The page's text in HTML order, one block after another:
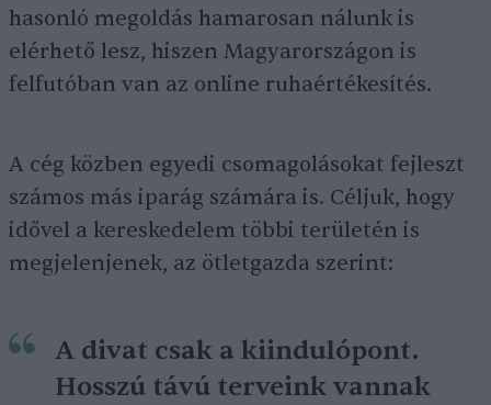
hasonló megoldás hamarosan nálunk is
elérhető lesz, hiszen Magyarországon is
felfutóban van az online ruhaértékesítés.
A cég közben egyedi csomagolásokat fejleszt
számos más iparág számára is. Céljuk, hogy
idővel a kereskedelem többi területén is
megjelenjenek, az ötletgazda szerint:
A divat csak a kiindulópont.
Hosszú távú terveink vannak